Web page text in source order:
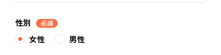
性別 必須
女性 男性